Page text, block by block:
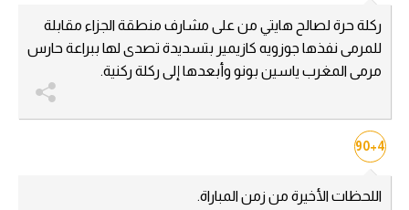
أقسام خاصة
Gamers
تحقيق في الجول
تقرير في الجول
تحليل في الجول
ركلة حرة لصالح هايتي من على مشارف منطقة الجزاء مقابلة
للمرمى نفذها جوزويه كازيمير بتسديدة تصدى لها ببراعة حارس
مرمى المغرب ياسين بونو وأبعدها إلى ركلة ركنية.
90+4
اللحظات الأخيرة من زمن المباراة.